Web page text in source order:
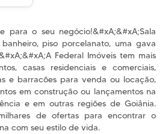
para o seu negócio!&#xA;&#xA;Sala
piso porcelanato, uma gava
Federal Imóveis tem mais
casas residenciais e comerciais,
e barracões para venda ou locação,
em construção ou lançamentos na
e em outras regiões de Goiânia.
de ofertas para encontrar o
com seu estilo de vida.